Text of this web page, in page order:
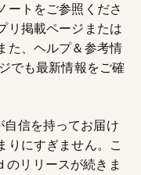
ートをご参照くださ
リ掲載ページまたは
た、ヘルプ＆参考情
でも最新情報をご確
信を持ってお届け
りにすぎません。こ
リリースが続きま